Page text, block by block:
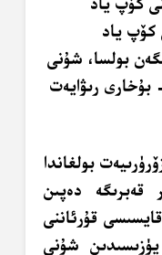
كۆپ ياد
بولسا، شۇنى
بۇخارى رىۋايەت
بولغاندا
دەپىن
قۇرئاننى
شۇنى